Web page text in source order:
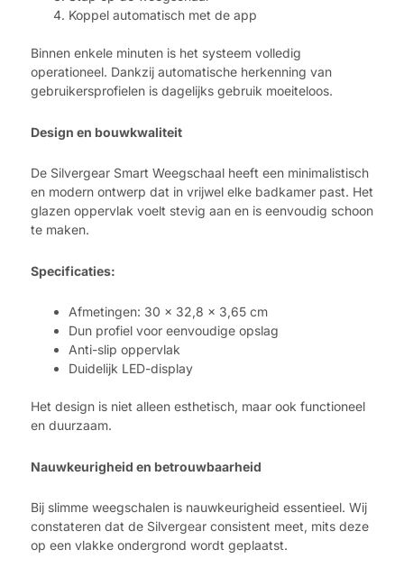
Koppel automatisch met de app
Binnen enkele minuten is het systeem volledig
operationeel. Dankzij automatische herkenning van
gebruikersprofielen is dagelijks gebruik moeiteloos.
Design en bouwkwaliteit
De Silvergear Smart Weegschaal heeft een minimalistisch
en modern ontwerp dat in vrijwel elke badkamer past. Het
glazen oppervlak voelt stevig aan en is eenvoudig schoon
te maken.
Specificaties:
Afmetingen: 30 x 32,8 x 3,65 cm
Dun profiel voor eenvoudige opslag
Anti-slip oppervlak
Duidelijk LED-display
Het design is niet alleen esthetisch, maar ook functioneel
en duurzaam.
Nauwkeurigheid en betrouwbaarheid
Bij slimme weegschalen is nauwkeurigheid essentieel. Wij
constateren dat de Silvergear consistent meet, mits deze
op een vlakke ondergrond wordt geplaatst.